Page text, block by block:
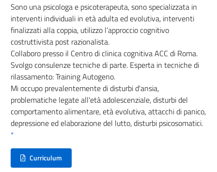
Sono una psicologa e psicoterapeuta, sono specializzata in
interventi individuali in età adulta ed evolutiva, interventi
finalizzati alla coppia, utilizzo l’approccio cognitivo
costruttivista post razionalista.
Collaboro presso il Centro di clinica cognitiva ACC di Roma.
Svolgo consulenze tecniche di parte. Esperta in tecniche di
rilassamento: Training Autogeno.
Mi occupo prevalentemente di disturbi d'ansia,
problematiche legate all'età adolescenziale, disturbi del
comportamento alimentare, età evolutiva, attacchi di panico,
depressione ed elaborazione del lutto, disturbi psicosomatici.
*
Curriculum
(nuova scheda - new tab)